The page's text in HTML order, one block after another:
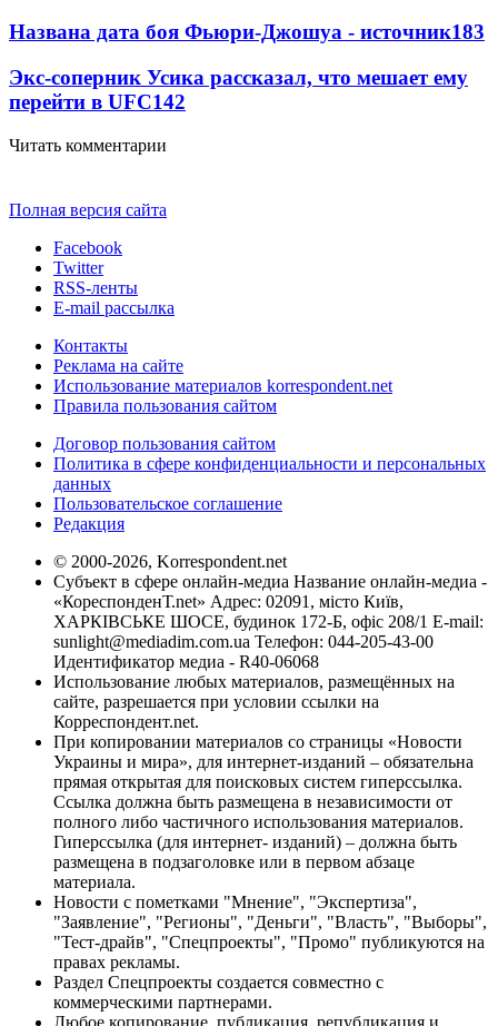
Названа дата боя Фьюри-Джошуа - источник183
Экс-соперник Усика рассказал, что мешает ему
перейти в UFC142
Читать комментарии
Полная версия сайта
Facebook
Twitter
RSS-ленты
E-mail рассылка
Контакты
Реклама на сайте
Использование материалов korrespondent.net
Правила пользования сайтом
Договор пользования сайтом
Политика в сфере конфиденциальности и персональных
данных
Пользовательское соглашение
Редакция
© 2000-2026, Korrespondent.net
Субъект в сфере онлайн-медиа Название онлайн-медиа -
«КореспонденТ.net» Адрес: 02091, місто Київ,
ХАРКІВСЬКЕ ШОСЕ, будинок 172-Б, офіс 208/1 E-mail:
sunlight@mediadim.com.ua Телефон: 044-205-43-00
Идентификатор медиа - R40-06068
Использование любых материалов, размещённых на
сайте, разрешается при условии ссылки на
Корреспондент.net.
При копировании материалов со страницы «Новости
Украины и мира», для интернет-изданий – обязательна
прямая открытая для поисковых систем гиперссылка.
Ссылка должна быть размещена в независимости от
полного либо частичного использования материалов.
Гиперссылка (для интернет- изданий) – должна быть
размещена в подзаголовке или в первом абзаце
материала.
Новости с пометками "Мнение", "Экспертиза",
"Заявление", "Регионы", "Деньги", "Власть", "Выборы",
"Тест-драйв", "Спецпроекты", "Промо" публикуются на
правах рекламы.
Раздел Спецпроекты создается совместно с
коммерческими партнерами.
Любое копирование, публикация, републикация и